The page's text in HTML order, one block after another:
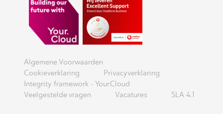
Algemene Voorwaarden
Cookieverklaring
Privacyverklaring
Integrity framework - Your.Cloud
Veelgestelde vragen
Vacatures SLA 4.1